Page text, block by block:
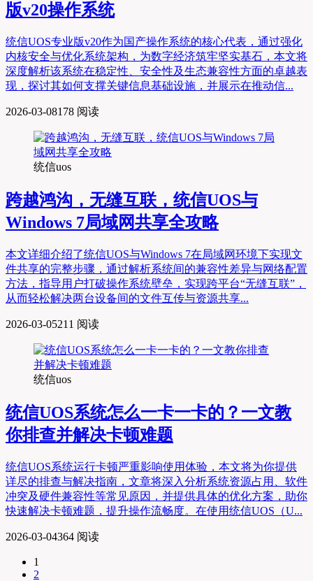
版v20操作系统
统信UOS专业版v20作为国产操作系统的核心代表，通过强化
内核安全与优化系统架构，为数字经济筑牢坚实基石，本文将
深度解析该系统在稳定性、安全性及生态兼容性方面的卓越表
现，探讨其如何支撑关键信息基础设施，并展示在推动信...
2026-03-08178 阅读
统信uos
跨越鸿沟，无缝互联，统信UOS与
Windows 7局域网共享全攻略
本文详细介绍了统信UOS与Windows 7在局域网环境下实现文
件共享的完整步骤，通过解析系统间的兼容性差异与网络配置
方法，指导用户打破操作系统壁垒，实现跨平台“无缝互联”，
从而轻松解决两台设备间的文件互传与资源共享...
2026-03-05211 阅读
统信uos
统信UOS系统怎么一卡一卡的？一文教
你排查并解决卡顿难题
统信UOS系统运行卡顿严重影响使用体验，本文将为你提供
详尽的排查与解决指南，文章将深入分析系统资源占用、软件
冲突及硬件兼容性等常见原因，并提供具体的优化方案，助你
快速解决卡顿难题，提升操作流畅度。在使用统信UOS（U...
2026-03-04364 阅读
1
2